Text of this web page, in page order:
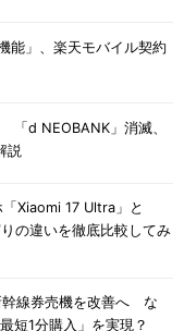
能」、楽天モバイル契約
「d NEOBANK」消滅、
説
Xiaomi 17 Ultra」と
の違いを徹底比較してみ
幹線券売機を改善へ な
短1分購入」を実現？